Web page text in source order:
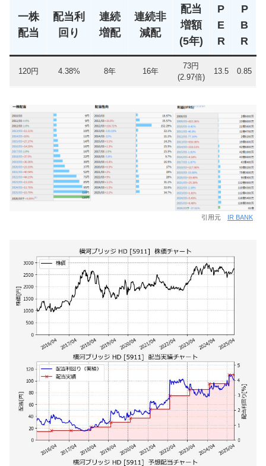
一株
配当
配当利
回り
連続
増配
連続非
減配
配当
増額
(5年)
P
E
R
P
B
R
120円 4.38% 8年 16年
73円
(2.97倍)
13.5 0.85
引用元 IR BANK